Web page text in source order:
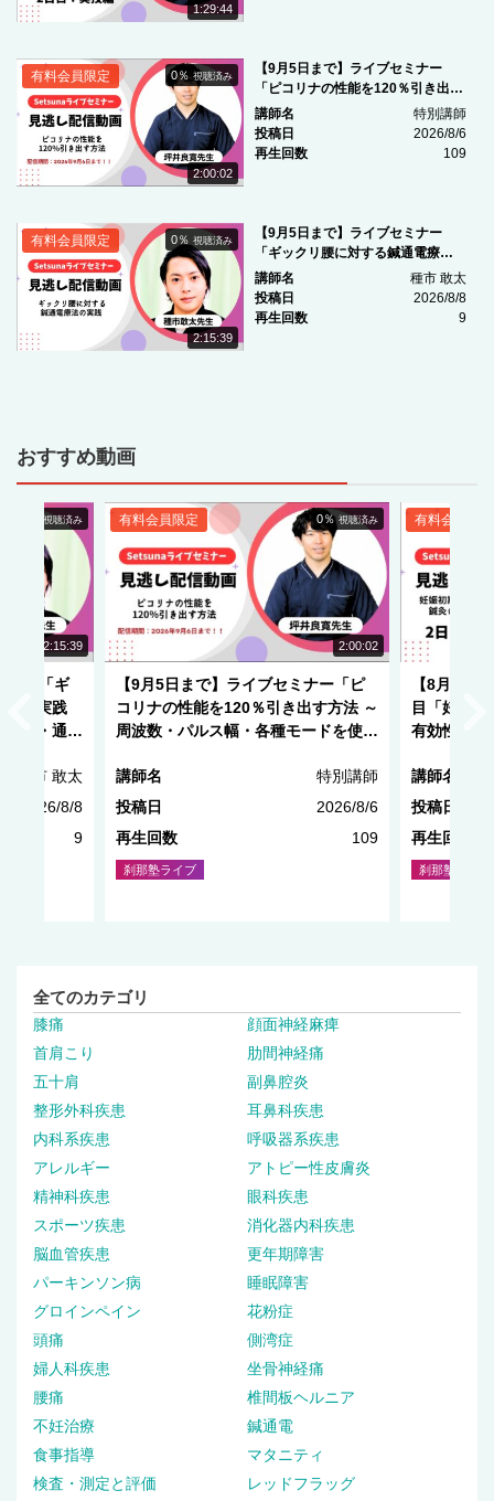
1:29:44
2:00:02
0％視聴済み
有料会員限定
【9月5日まで】ライブセミナー
「ピコリナの性能を120％引き出す
方法 ～周波数・パルス幅・各種モ
ードを使いこなす～」
講師名
特別講師
投稿日
2026/8/6
再生回数
109
2:15:39
0％視聴済み
有料会員限定
【9月5日まで】ライブセミナー
「ギックリ腰に対する鍼通電療法
の実践 ～ピコリナを用いた評価・
刺鍼・通電設定の実際～」
講師名
種市 敢太
投稿日
2026/8/8
再生回数
9
おすすめ動画
2:15:39
視聴済み
ナー「ギ
法の実践
刺鍼・通電
種市 敢太
2026/8/8
9
2:00:02
0％ 視聴済み
有料会員限定
NEW
【9月5日まで】ライブセミナー「ピ
コリナの性能を120％引き出す方法 ～
周波数・パルス幅・各種モードを使い
講師名
特別講師
投稿日
2026/8/6
再生回数
109
刹那塾ライブ
有料会員限定
NEW
【8月29
目「妊娠
有効性と安
講師名
投稿日
再生回数
刹那塾ライブ
全てのカテゴリ
膝痛
顔面神経麻痺
首肩こり
肋間神経痛
五十肩
副鼻腔炎
整形外科疾患
耳鼻科疾患
内科系疾患
呼吸器系疾患
アレルギー
アトピー性皮膚炎
精神科疾患
眼科疾患
スポーツ疾患
消化器内科疾患
脳血管疾患
更年期障害
パーキンソン病
睡眠障害
グロインペイン
花粉症
頭痛
側湾症
婦人科疾患
坐骨神経痛
腰痛
椎間板ヘルニア
不妊治療
鍼通電
食事指導
マタニティ
検査・測定と評価
レッドフラッグ